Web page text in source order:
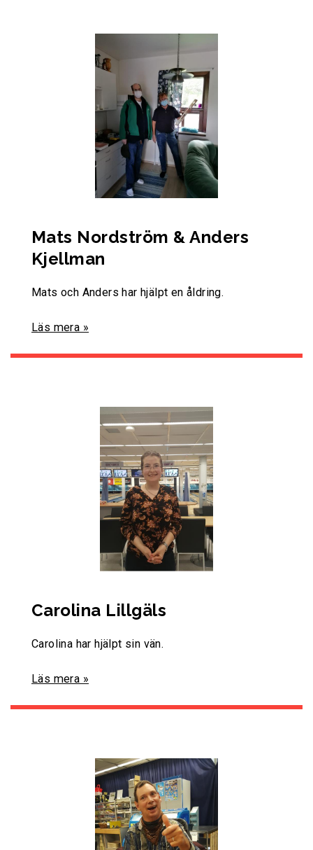
Mats Nordström & Anders
Kjellman
Mats och Anders har hjälpt en åldring.
Läs mera »
Carolina Lillgäls
Carolina har hjälpt sin vän.
Läs mera »